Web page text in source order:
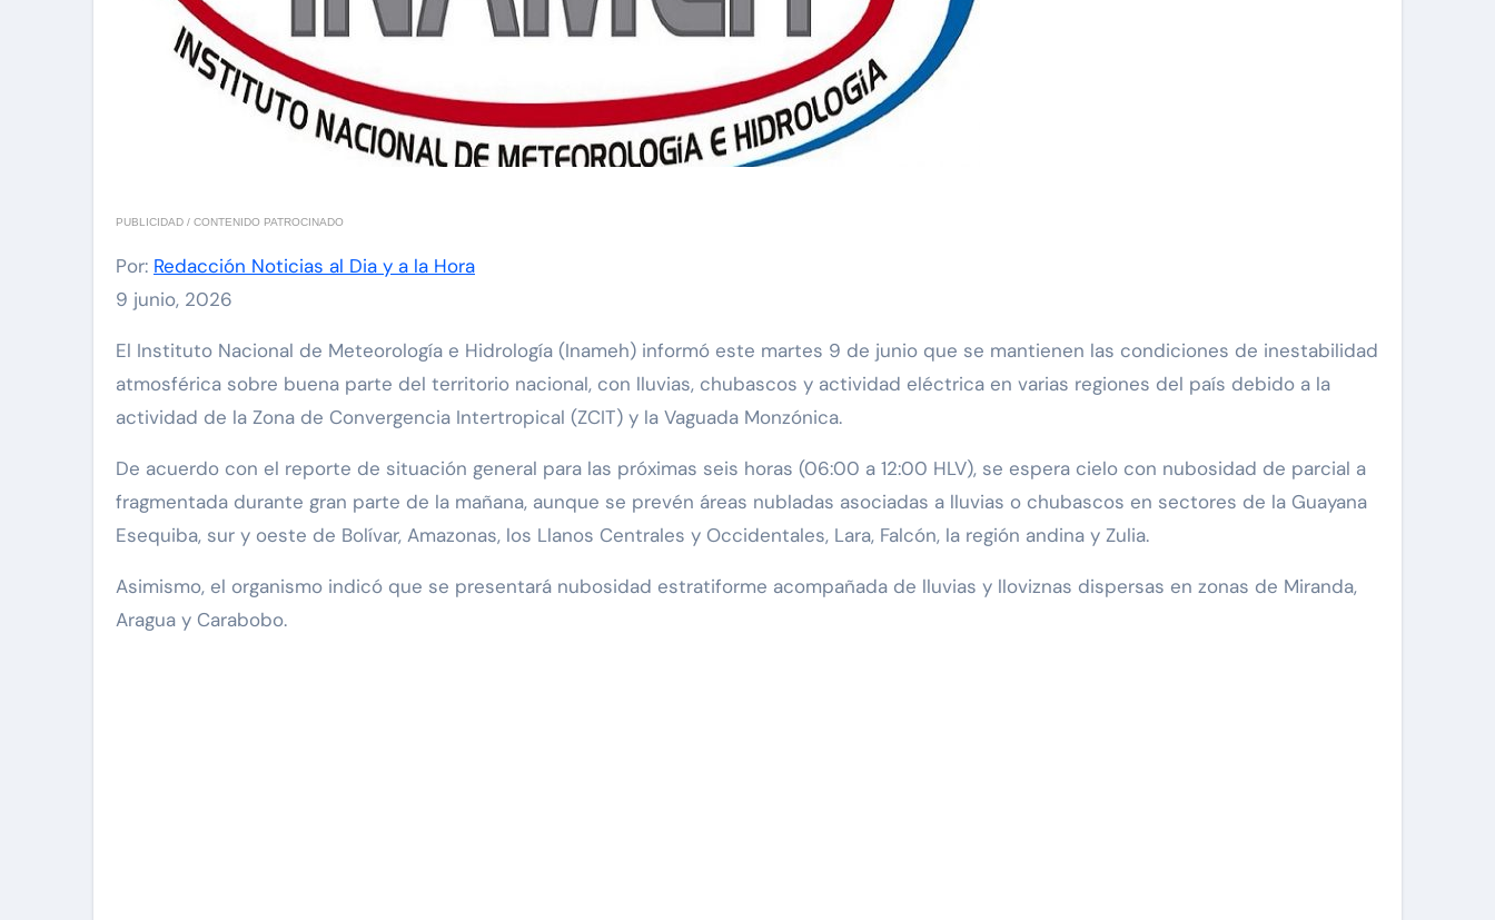
PUBLICIDAD / CONTENIDO PATROCINADO
Por: Redacción Noticias al Dia y a la Hora
9 junio, 2026
El Instituto Nacional de Meteorología e Hidrología (Inameh) informó este martes 9 de junio que se mantienen las condiciones de inestabilidad
atmosférica sobre buena parte del territorio nacional, con lluvias, chubascos y actividad eléctrica en varias regiones del país debido a la
actividad de la Zona de Convergencia Intertropical (ZCIT) y la Vaguada Monzónica.
De acuerdo con el reporte de situación general para las próximas seis horas (06:00 a 12:00 HLV), se espera cielo con nubosidad de parcial a
fragmentada durante gran parte de la mañana, aunque se prevén áreas nubladas asociadas a lluvias o chubascos en sectores de la Guayana
Esequiba, sur y oeste de Bolívar, Amazonas, los Llanos Centrales y Occidentales, Lara, Falcón, la región andina y Zulia.
Asimismo, el organismo indicó que se presentará nubosidad estratiforme acompañada de lluvias y lloviznas dispersas en zonas de Miranda,
Aragua y Carabobo.